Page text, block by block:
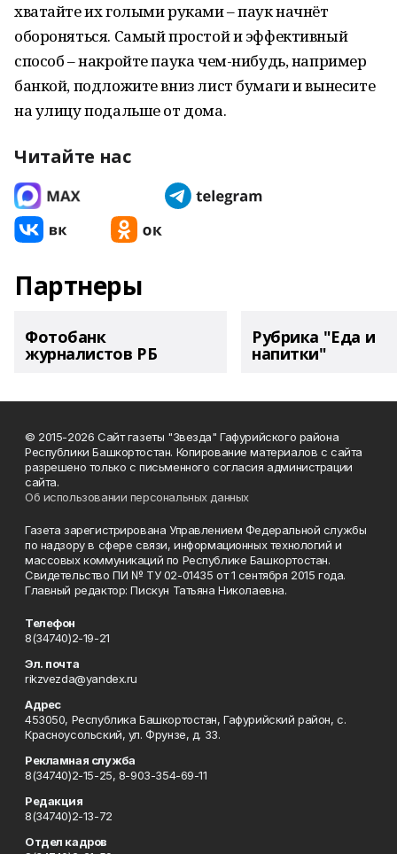
хватайте их голыми руками – паук начнёт
обороняться. Самый простой и эффективный
способ – накройте паука чем-нибудь, например
банкой, подложите вниз лист бумаги и вынесите
на улицу подальше от дома.
Читайте нас
Партнеры
Фотобанк
журналистов РБ
Рубрика "Еда и
напитки"
© 2015-2026 Сайт газеты "Звезда" Гафурийского района
Республики Башкортостан. Копирование материалов с сайта
разрешено только с письменного согласия администрации
сайта.
Об использовании персональных данных
Газета зарегистрирована Управлением Федеральной службы
по надзору в сфере связи, информационных технологий и
массовых коммуникаций по Республике Башкортостан.
Свидетельство ПИ № ТУ 02-01435 от 1 сентября 2015 года.
Главный редактор: Пискун Татьяна Николаевна.
Телефон
8(34740)2-19-21
Эл. почта
rikzvezda@yandex.ru
Адрес
453050, Республика Башкортостан, Гафурийский район, с.
Красноусольский, ул. Фрунзе, д. 33.
Рекламная служба
8(34740)2-15-25, 8-903-354-69-11
Редакция
8(34740)2-13-72
Отдел кадров